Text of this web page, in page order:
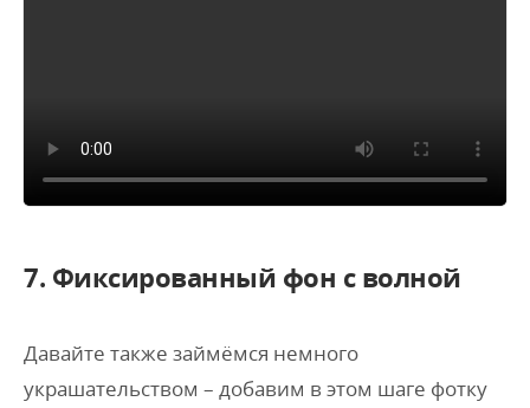
7. Фиксированный фон с волной
Давайте также займёмся немного
украшательством – добавим в этом шаге фотку